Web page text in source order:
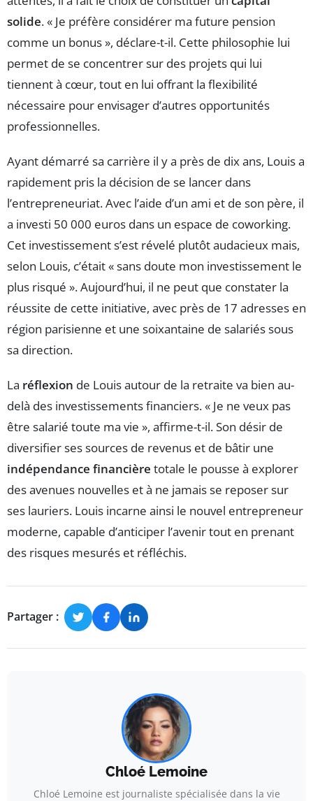
solide. « Je préfère considérer ma future pension
comme un bonus », déclare-t-il. Cette philosophie lui
permet de se concentrer sur des projets qui lui
tiennent à cœur, tout en lui offrant la flexibilité
nécessaire pour envisager d’autres opportunités
professionnelles.
Ayant démarré sa carrière il y a près de dix ans, Louis a
rapidement pris la décision de se lancer dans
l’entrepreneuriat. Avec l’aide d’un ami et de son père, il
a investi 50 000 euros dans un espace de coworking.
Cet investissement s’est révelé plutôt audacieux mais,
selon Louis, c’était « sans doute mon investissement le
plus risqué ». Aujourd’hui, il ne peut que constater la
réussite de cette initiative, avec près de 17 adresses en
région parisienne et une soixantaine de salariés sous
sa direction.
La réflexion de Louis autour de la retraite va bien au-
delà des investissements financiers. « Je ne veux pas
être salarié toute ma vie », affirme-t-il. Son désir de
diversifier ses sources de revenus et de bâtir une
indépendance financière totale le pousse à explorer
des avenues nouvelles et à ne jamais se reposer sur
ses lauriers. Louis incarne ainsi le nouvel entrepreneur
moderne, capable d’anticiper l’avenir tout en prenant
des risques mesurés et réfléchis.
Partager :
Chloé Lemoine
Chloé Lemoine est journaliste spécialisée dans la vie